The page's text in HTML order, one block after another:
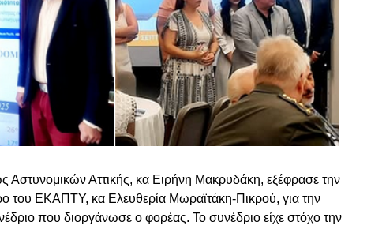
Αττικής, κα Ειρήνη Μακρυδάκη, εξέφρασε την
του ΕΚΑΠΤΥ, κα Ελευθερία Μωραϊτάκη-Πικρού, για την
που διοργάνωσε ο φορέας. Το συνέδριο είχε στόχο την